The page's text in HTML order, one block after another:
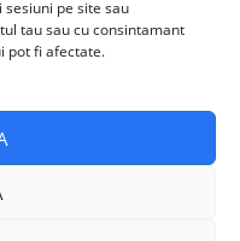
pe site sau
tau sau cu consintamant
pot fi afectate.
© 2026